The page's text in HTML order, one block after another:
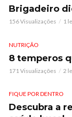
Brigadeiro
156 Visualizações 1
NUTRIÇÃO
8 temperos
171 Visualizações 2
FIQUE POR DENTRO
Descubra a